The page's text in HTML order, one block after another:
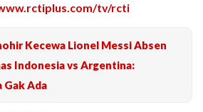
tv/rcti
Kecewa Lionel Messi Absen
Indonesia vs Argentina:
Ada